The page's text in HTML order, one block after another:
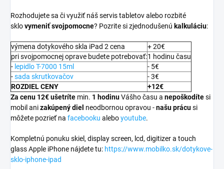
Rozhodujete sa či využiť náš servis tabletov alebo rozbité
sklovymeniť svojpomocne? Pozrite si zjednodušenú kalkuláciu:
výmena dotykového skla iPad 2 cena
+ 20€
pri svojpomocnej oprave budete potrebovať:1 hodinu času
- lepidlo T-7000 15ml
- 5€
-sada skrutkovačov
- 3€
ROZDIEL CENY
+12€
Za cenu 12€ ušetríte min. 1 hodinuVášho času a nepoškodítesi
mobil anizakúpený diel neodbornou opravou -našu prácusi
môžete pozrieť na facebooku aleboyoutube.
Kompletnú ponuku skiel, display screen, lcd, digitizer a touch
glass Apple iPhone nájdete tu: https://www.mobilko.sk/dotykove-
sklo-iphone-ipad